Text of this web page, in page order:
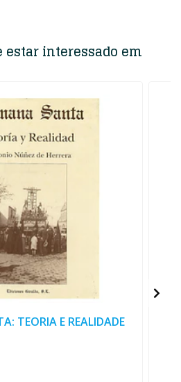
estar interessado em
TEORIA E REALIDADE